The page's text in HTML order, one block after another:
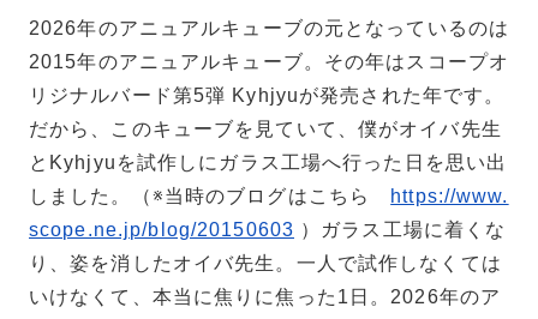
2026年のアニュアルキューブの元となっているのは
2015年のアニュアルキューブ。その年はスコープオ
リジナルバード第5弾 Kyhjyuが発売された年です。
だから、このキューブを見ていて、僕がオイバ先生
とKyhjyuを試作しにガラス工場へ行った日を思い出
しました。（※当時のブログはこちら
https://www.
scope.ne.jp/blog/20150603 ）ガラス工場に着くな
り、姿を消したオイバ先生。一人で試作しなくては
いけなくて、本当に焦りに焦った1日。2026年のア